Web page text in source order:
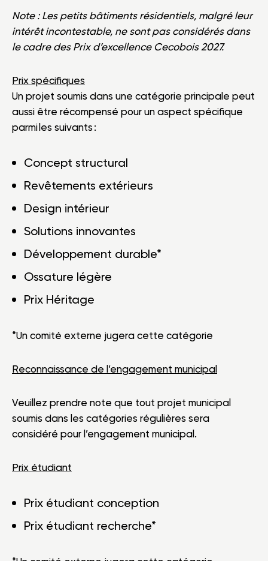
Note : Les petits bâtiments résidentiels, malgré leur
intérêt incontestable, ne sont pas considérés dans
le cadre des Prix d’excellence Cecobois 2027.
Prix spécifiques
Un projet soumis dans une catégorie principale peut
aussi être récompensé pour un aspect spécifique
parmi les suivants :
Concept structural
Revêtements extérieurs
Design intérieur
Solutions innovantes
Développement durable*
Ossature légère
Prix Héritage
*Un comité externe jugera cette catégorie
Reconnaissance de l’engagement municipal
Veuillez prendre note que tout projet municipal
soumis dans les catégories régulières sera
considéré pour l’engagement municipal.
Prix étudiant
Prix étudiant conception
Prix étudiant recherche*